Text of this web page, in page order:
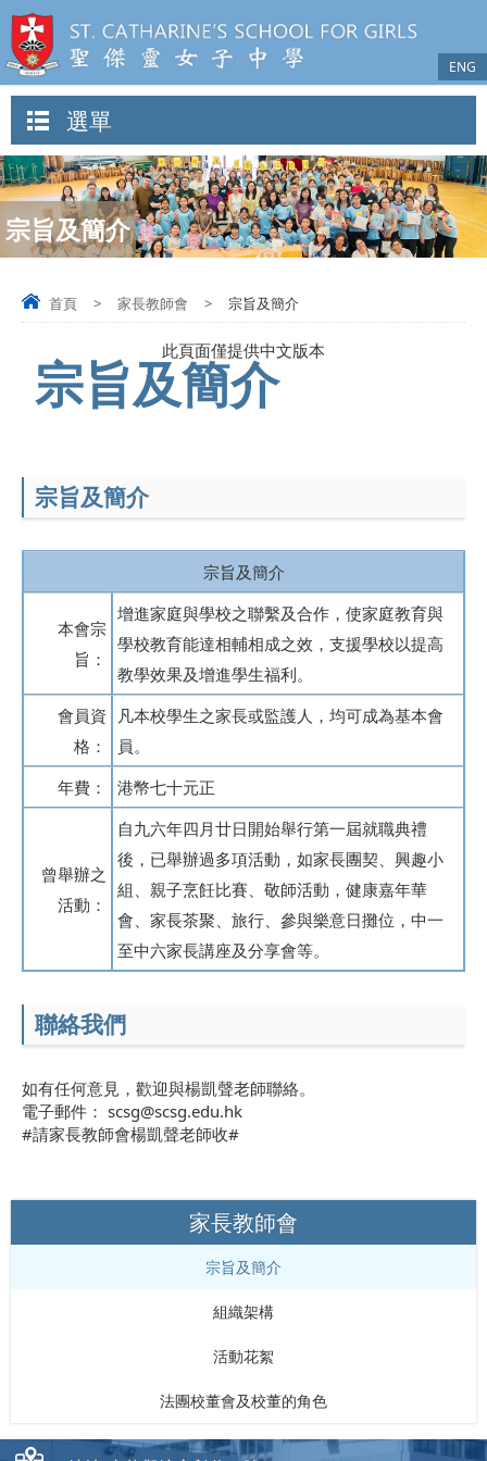
ENG
選單
宗旨及簡介
首頁 > 家長教師會 > 宗旨及簡介
此頁面僅提供中文版本
宗旨及簡介
宗旨及簡介
宗旨及簡介
本會宗
旨：
增進家庭與學校之聯繫及合作，使家庭教育與
學校教育能達相輔相成之效，支援學校以提高
教學效果及增進學生福利。
會員資
格：
凡本校學生之家長或監護人，均可成為基本會
員。
年費：
港幣七十元正
曾舉辦之
活動：
自九六年四月廿日開始舉行第一屆就職典禮
後，已舉辦過多項活動，如家長團契、興趣小
組、親子烹飪比賽、敬師活動，健康嘉年華
會、家長茶聚、旅行、參與樂意日攤位，中一
至中六家長講座及分享會等。
聯絡我們
如有任何意見，歡迎與楊凱聲老師聯絡。
電子郵件： scsg@scsg.edu.hk
#請家長教師會楊凱聲老師收#
家長教師會
宗旨及簡介
組織架構
活動花絮
法團校董會及校董的角色